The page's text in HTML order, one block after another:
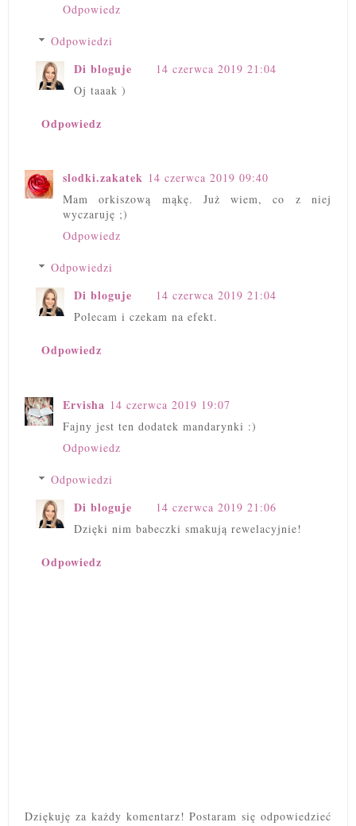
Odpowiedz
Odpowiedzi
Di bloguje
14 czerwca 2019 21:04
Oj taaak )
Odpowiedz
slodki.zakatek 14 czerwca 2019 09:40
Mam orkiszową mąkę. Już wiem, co z niej
wyczaruję ;)
Odpowiedz
Odpowiedzi
Di bloguje
14 czerwca 2019 21:04
Polecam i czekam na efekt.
Odpowiedz
Ervisha 14 czerwca 2019 19:07
Fajny jest ten dodatek mandarynki :)
Odpowiedz
Odpowiedzi
Di bloguje
14 czerwca 2019 21:06
Dzięki nim babeczki smakują rewelacyjnie!
Odpowiedz
Dziękuję za każdy komentarz! Postaram się odpowiedzieć